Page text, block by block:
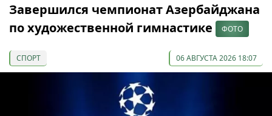
Завершился чемпионат Азербайджана
по художественной гимнастике
ФОТО
СПОРТ 06 АВГУСТА 2026 18:07